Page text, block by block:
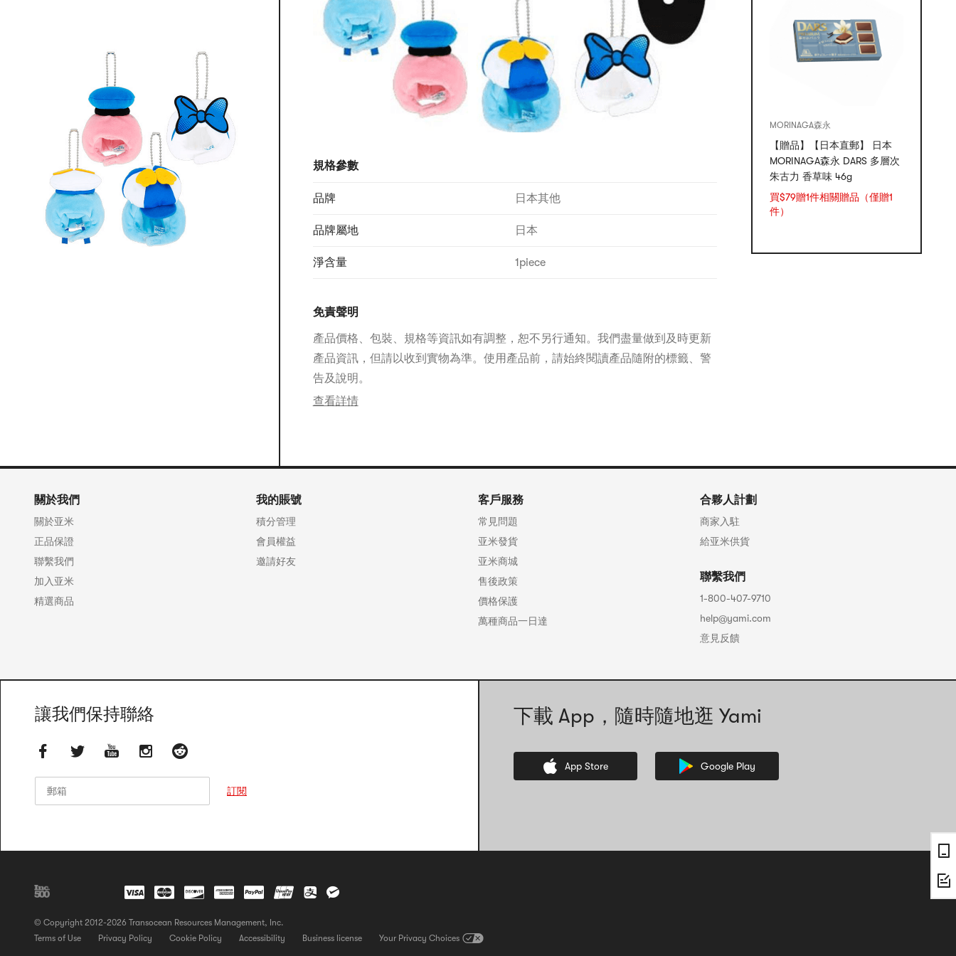
規格參數
品牌 日本其他
品牌屬地 日本
淨含量 1piece
免責聲明
產品價格、包裝、規格等資訊如有調整，恕不另行通知。我們盡量做到及時更新
產品資訊，但請以收到實物為準。使用產品前，請始終閱讀產品隨附的標籤、警
告及說明。
查看詳情
MORINAGA森永
【贈品】【日本直郵】 日本
MORINAGA森永 DARS 多層次
朱古力 香草味 46g
買$79贈1件相關贈品（僅贈1
件）
關於我們
關於亚米
正品保證
聯繫我們
加入亚米
精選商品
我的賬號
積分管理
會員權益
邀請好友
客戶服務
常見問題
亚米發貨
亚米商城
售後政策
價格保護
萬種商品一日達
合夥人計劃
商家入駐
給亚米供貨
聯繫我們
1-800-407-9710
help@yami.com
意見反饋
讓我們保持聯絡
訂閱
下載 App，隨時隨地逛 Yami
App Store Google Play
© Copyright 2012-2026 Transocean Resources Management, Inc.
Terms of Use
Privacy Policy Cookie Policy Accessibility Business license 查看營業執照。請注意，此連結將直接開啟一張營業執照的圖片檔案，其中的文字資訊可能需要人工協助解讀。
Your Privacy Choices